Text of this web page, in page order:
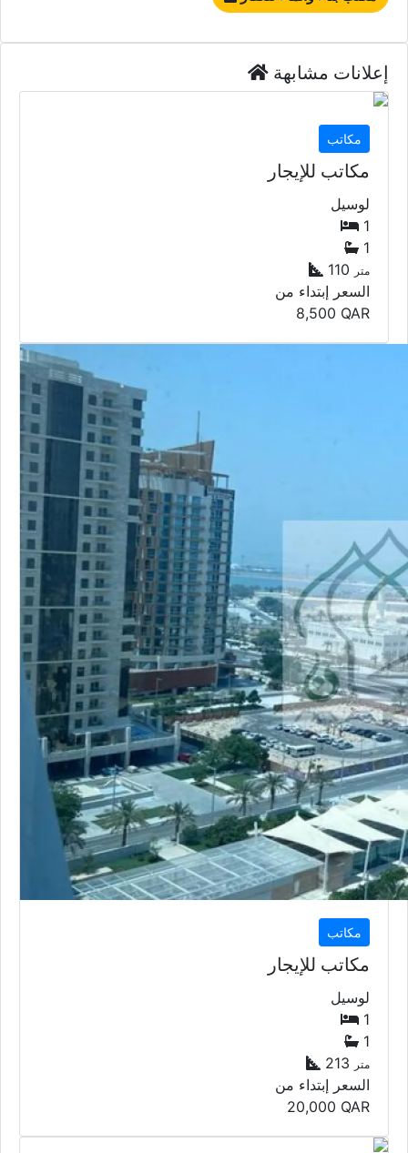
إعلانات مشابهة
مكاتب
مكاتب للإيجار
لوسيل
1
1
110
السعر إبتداء من
8,500 QAR
مكاتب
مكاتب للإيجار
لوسيل
1
1
213
السعر إبتداء من
20,000 QAR